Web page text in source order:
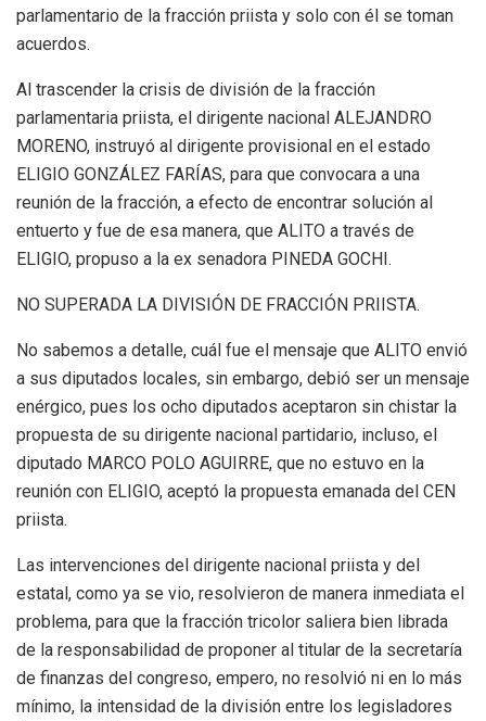
parlamentario de la fracción priista y solo con él se toman
acuerdos.
Al trascender la crisis de división de la fracción
parlamentaria priista, el dirigente nacional ALEJANDRO
MORENO, instruyó al dirigente provisional en el estado
ELIGIO GONZÁLEZ FARÍAS, para que convocara a una
reunión de la fracción, a efecto de encontrar solución al
entuerto y fue de esa manera, que ALITO a través de
ELIGIO, propuso a la ex senadora PINEDA GOCHI.
NO SUPERADA LA DIVISIÓN DE FRACCIÓN PRIISTA.
No sabemos a detalle, cuál fue el mensaje que ALITO envió
a sus diputados locales, sin embargo, debió ser un mensaje
enérgico, pues los ocho diputados aceptaron sin chistar la
propuesta de su dirigente nacional partidario, incluso, el
diputado MARCO POLO AGUIRRE, que no estuvo en la
reunión con ELIGIO, aceptó la propuesta emanada del CEN
priista.
Las intervenciones del dirigente nacional priista y del
estatal, como ya se vio, resolvieron de manera inmediata el
problema, para que la fracción tricolor saliera bien librada
de la responsabilidad de proponer al titular de la secretaría
de finanzas del congreso, empero, no resolvió ni en lo más
mínimo, la intensidad de la división entre los legisladores